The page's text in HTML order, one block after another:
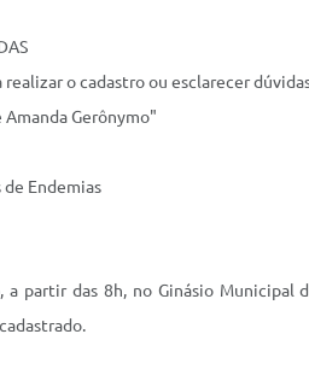
o cadastro ou esclarecer
Amanda Gerônymo"
Endemias
partir das 8h, no Ginásio